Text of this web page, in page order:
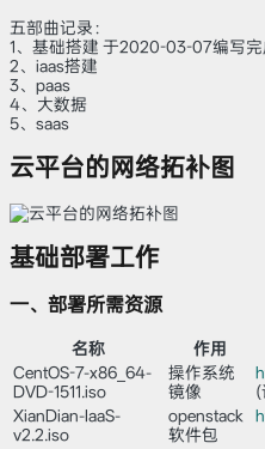
五部曲记录：
1、基础搭建 于2020-03-07编写
2、iaas搭建
3、paas
4、大数据
5、saas
云平台的网络拓补图
基础部署工作
一、部署所需资源
名称 作用
CentOS-7-x86_64-
DVD-1511.iso
操作系统
镜像
(
XianDian-IaaS-
v2.2.iso
openstack
软件包